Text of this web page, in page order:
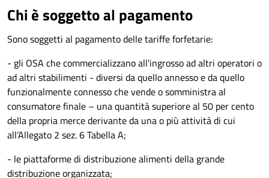
Chi è soggetto al pagamento
Sono soggetti al pagamento delle tariffe forfetarie:
- gli OSA che commercializzano all'ingrosso ad altri operatori o
ad altri stabilimenti - diversi da quello annesso e da quello
funzionalmente connesso che vende o somministra al
consumatore finale – una quantità superiore al 50 per cento
della propria merce derivante da una o più attività di cui
all’Allegato 2 sez. 6 Tabella A;
- le piattaforme di distribuzione alimenti della grande
distribuzione organizzata;